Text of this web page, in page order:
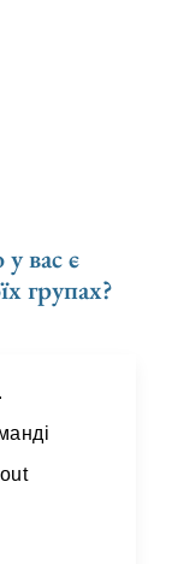
вас є
групах?